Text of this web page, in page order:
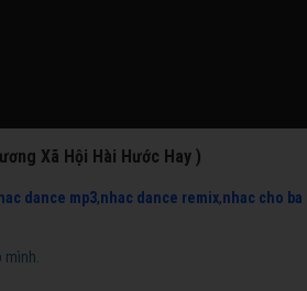
Xã Hội Hài Hước Hay )
dance mp3,nhac dance remix,nhac cho ba